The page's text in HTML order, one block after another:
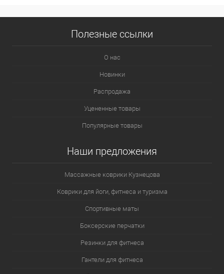
Полезные ссылки
О нас
Новинки
Распродажа
Уцененные товары
Популярные товары
Наши предложения
Массажные коврики Кузнецова
Коврики для йоги, фитнеса и туризма
Спортивные маты
Боксерские перчатки
Резинки для фитнеса
Гантели для фитнеса